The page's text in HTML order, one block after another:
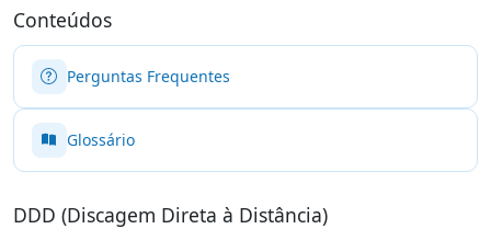
Conteúdos
Perguntas Frequentes
Glossário
DDD (Discagem Direta à Distância)